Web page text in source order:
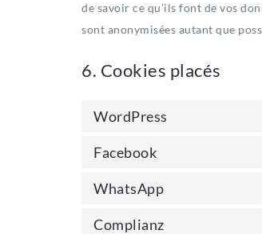
de savoir ce qu’ils font de vos
sont anonymisées autant que
6. Cookies placés
WordPress
Facebook
WhatsApp
Complianz